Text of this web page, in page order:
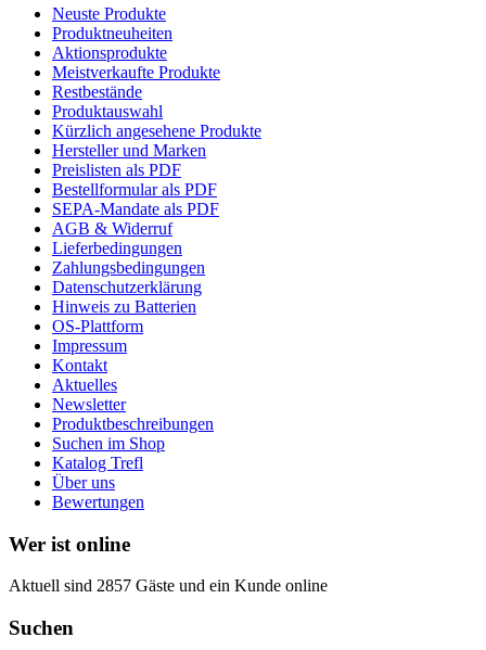
Neuste Produkte
Produktneuheiten
Aktionsprodukte
Meistverkaufte Produkte
Restbestände
Produktauswahl
Kürzlich angesehene Produkte
Hersteller und Marken
Preislisten als PDF
Bestellformular als PDF
SEPA-Mandate als PDF
AGB & Widerruf
Lieferbedingungen
Zahlungsbedingungen
Datenschutzerklärung
Hinweis zu Batterien
OS-Plattform
Impressum
Kontakt
Aktuelles
Newsletter
Produktbeschreibungen
Suchen im Shop
Katalog Trefl
Über uns
Bewertungen
Wer ist online
Aktuell sind 2857 Gäste und ein Kunde online
Suchen